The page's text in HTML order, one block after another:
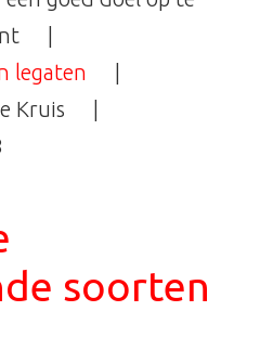
legaten
Kruis
soorten